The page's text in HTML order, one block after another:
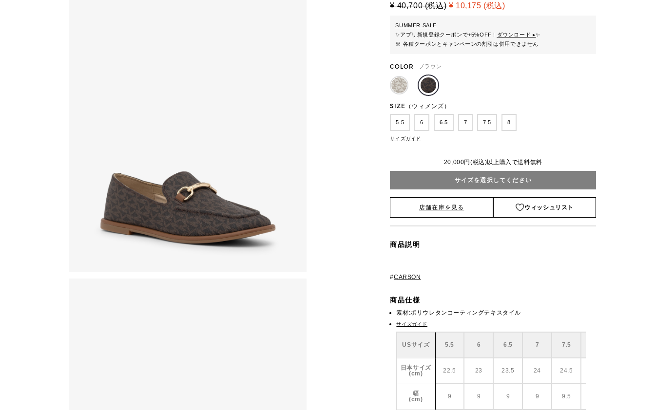
¥ 40,700 (税込) ¥ 10,175 (税込)
SUMMER SALE
✨アプリ新規登録クーポンで+5%OFF ! ダウンロード ▸✨
※ 各種クーポンとキャンペーンの割引は併用できません
COLOR ブラウン
SIZE（ウィメンズ）
5.5 6 6.5 7 7.5 8
サイズガイド
20,000円(税込)以上購入で送料無料
サイズを選択してください
店舗在庫を見る ウィッシュリスト
商品説明
#CARSON
商品仕様
素材:ポリウレタンコーティングテキスタイル
サイズガイド
USサイズ 5.5 6 6.5 7 7.5
日本サイズ
(cm)
22.5 23 23.5 24 24.5
幅
(cm)
9 9 9 9 9.5